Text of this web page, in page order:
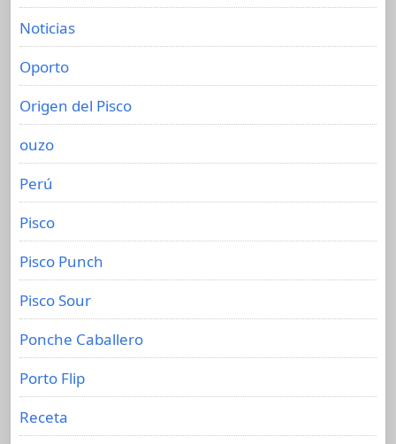
Noticias
Oporto
Origen del Pisco
ouzo
Perú
Pisco
Pisco Punch
Pisco Sour
Ponche Caballero
Porto Flip
Receta